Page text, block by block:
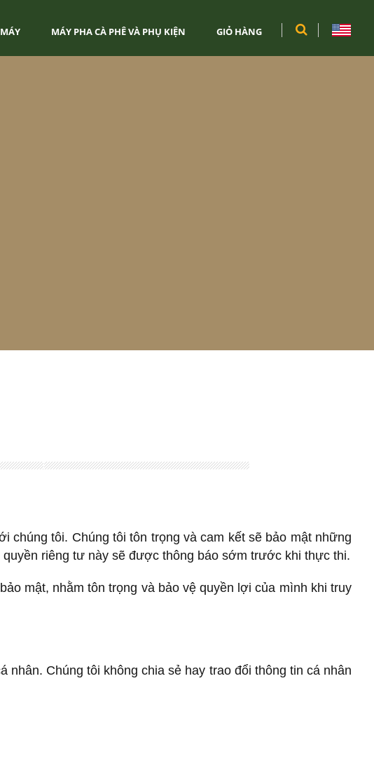
MÁY PHA CÀ PHÊ VÀ PHỤ KIỆN GIỎ HÀNG
chúng tôi. Chúng tôi tôn trọng và cam kết sẽ bảo mật những
riêng tư này sẽ được thông báo sớm trước khi thực thi.
mật, nhằm tôn trọng và bảo vệ quyền lợi của mình khi truy
nhân. Chúng tôi không chia sẻ hay trao đổi thông tin cá nhân